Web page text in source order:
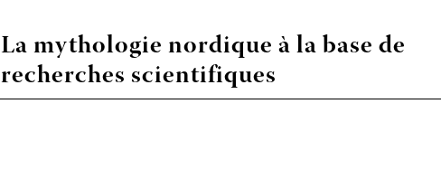
La mythologie nordique à la base de
recherches scientifiques